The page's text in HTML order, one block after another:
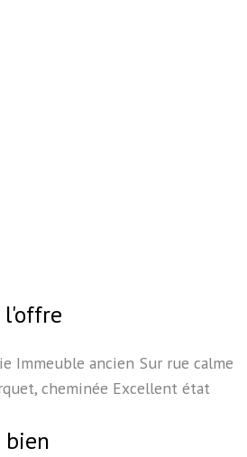
l'offre
Immeuble ancien Sur rue calme
cheminée Excellent état
bien